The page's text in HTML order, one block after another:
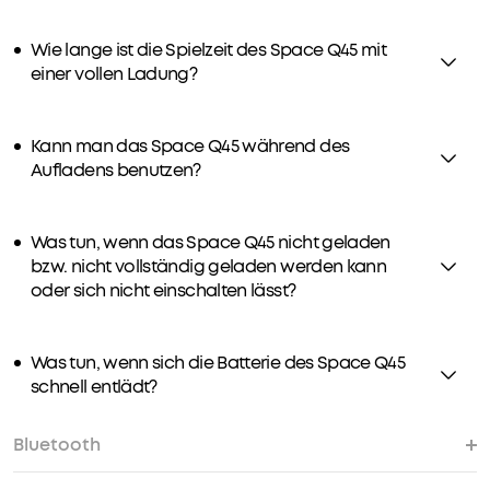
Wie lange ist die Spielzeit des Space Q45 mit
einer vollen Ladung?
Kann man das Space Q45 während des
Aufladens benutzen?
Was tun, wenn das Space Q45 nicht geladen
bzw. nicht vollständig geladen werden kann
oder sich nicht einschalten lässt?
Was tun, wenn sich die Batterie des Space Q45
schnell entlädt?
Bluetooth